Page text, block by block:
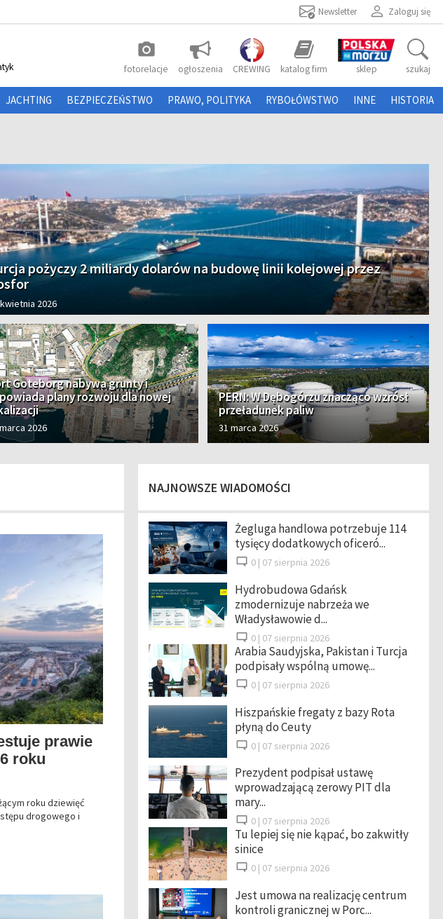
Zaloguj się
Newsletter
photo_camera
fotorelacje ogłoszenia CREWING katalog firm sklep szukaj
JACHTING BEZPIECZEŃSTWO PRAWO, POLITYKA RYBOŁÓWSTWO INNE HISTORIA
pożyczy 2 miliardy dolarów na budowę linii kolejowej przez
2026
Goteborg nabywa grunty i
plany rozwoju dla nowej
2026
PERN: W Dębogórzu znacząco wzrósł
przeładunek paliw
31 marca 2026
prawie
roku
roku dziewięć
drogowego i
NAJNOWSZE WIADOMOŚCI
Żegluga handlowa potrzebuje 114
tysięcy dodatkowych oficeró...
0 | 07 sierpnia 2026
Hydrobudowa Gdańsk
zmodernizuje nabrzeża we
Władysławowie d...
0 | 07 sierpnia 2026
Arabia Saudyjska, Pakistan i Turcja
podpisały wspólną umowę...
0 | 07 sierpnia 2026
Hiszpańskie fregaty z bazy Rota
płyną do Ceuty
0 | 07 sierpnia 2026
Prezydent podpisał ustawę
wprowadzającą zerowy PIT dla
mary...
0 | 07 sierpnia 2026
Tu lepiej się nie kąpać, bo zakwitły
sinice
0 | 07 sierpnia 2026
Jest umowa na realizację centrum
kontroli granicznej w Porc...